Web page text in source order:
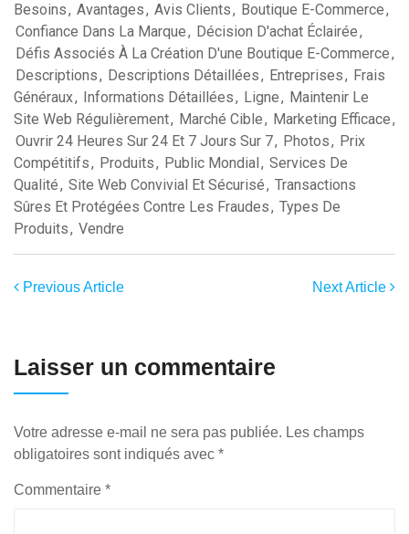
Besoins, Avantages, Avis Clients, Boutique E-Commerce,
Confiance Dans La Marque, Décision D'achat Éclairée,
Défis Associés À La Création D'une Boutique E-Commerce,
Descriptions, Descriptions Détaillées, Entreprises, Frais
Généraux, Informations Détaillées, Ligne, Maintenir Le
Site Web Régulièrement, Marché Cible, Marketing Efficace,
Ouvrir 24 Heures Sur 24 Et 7 Jours Sur 7, Photos, Prix
Compétitifs, Produits, Public Mondial, Services De
Qualité, Site Web Convivial Et Sécurisé, Transactions
Sûres Et Protégées Contre Les Fraudes, Types De
Produits, Vendre
Previous Article Next Article
Laisser un commentaire
Votre adresse e-mail ne sera pas publiée. Les champs
obligatoires sont indiqués avec *
Commentaire *